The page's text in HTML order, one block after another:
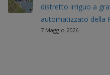
distretto irriguo a
automatizzato della
7 Maggio 2026